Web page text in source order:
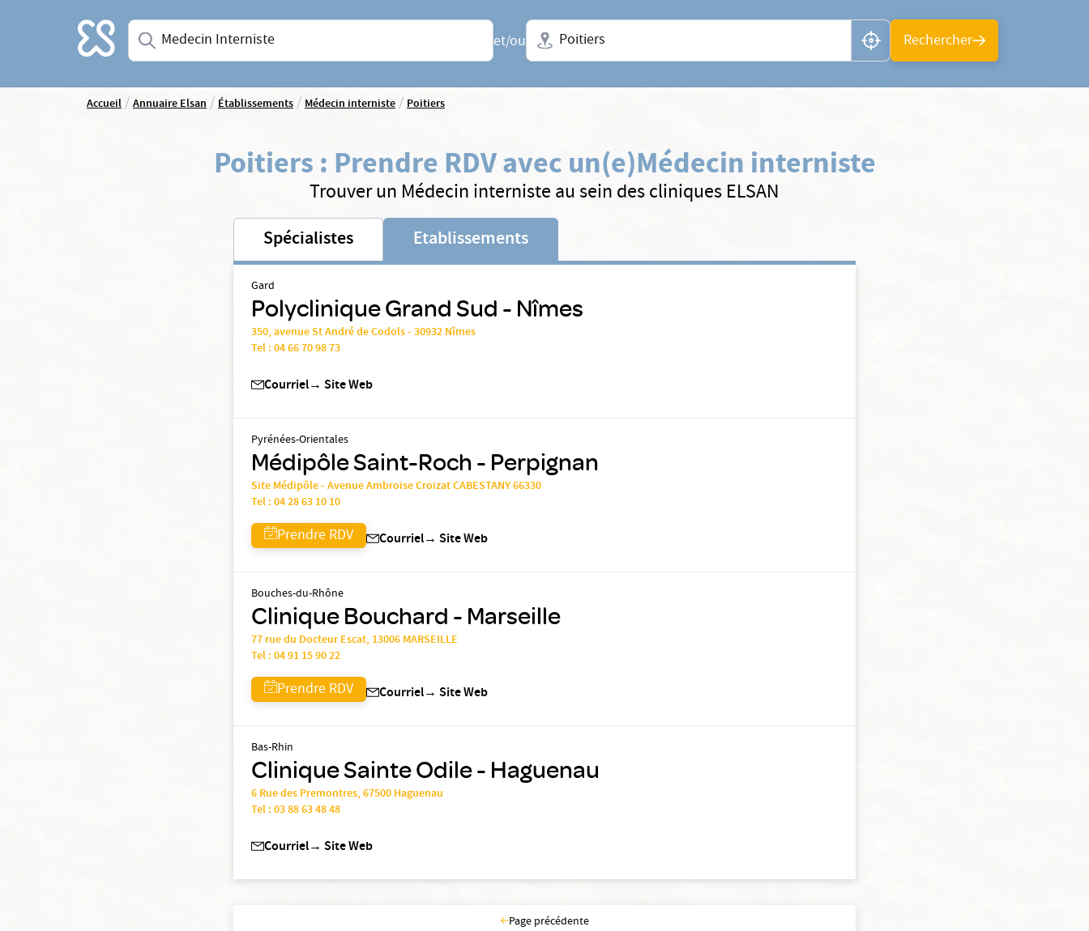
Accueil Saisissez une spécialité ou un service
et/ou
Ville + N° de département, région ou CP
Rechercher
Accueil/Annuaire Elsan/Établissements/Médecin interniste/Poitiers
Poitiers : Prendre RDV avec un(e)Médecin interniste
Trouver un Médecin interniste au sein des cliniques ELSAN
Spécialistes Etablissements
Gard
Polyclinique Grand Sud - Nîmes
350, avenue St André de Codols - 30932 Nîmes
Tel :04 66 70 98 73
Courriel→ Site Web
Pyrénées-Orientales
Médipôle Saint-Roch - Perpignan
Site Médipôle - Avenue Ambroise Croizat CABESTANY 66330
Tel :04 28 63 10 10
Prendre RDV Courriel→ Site Web
Bouches-du-Rhône
Clinique Bouchard - Marseille
77 rue du Docteur Escat, 13006 MARSEILLE
Tel :04 91 15 90 22
Prendre RDV Courriel→ Site Web
Bas-Rhin
Clinique Sainte Odile - Haguenau
6 Rue des Premontres, 67500 Haguenau
Tel :03 88 63 48 48
Courriel→ Site Web
Page précédente